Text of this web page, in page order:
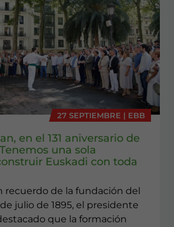
27 SEPTIEMBRE | EBB
en el 131 aniversario de
una sola
Euskadi con toda
recuerdo de la fundación del
julio de 1895, el presidente
que la formación